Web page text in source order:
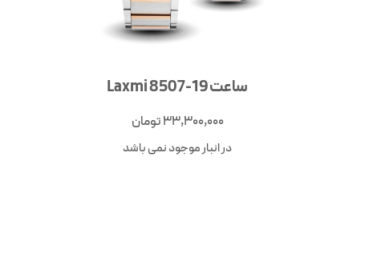
ساعت Laxmi 8507-19
33,300,000تومان
در انبار موجود نمی باشد